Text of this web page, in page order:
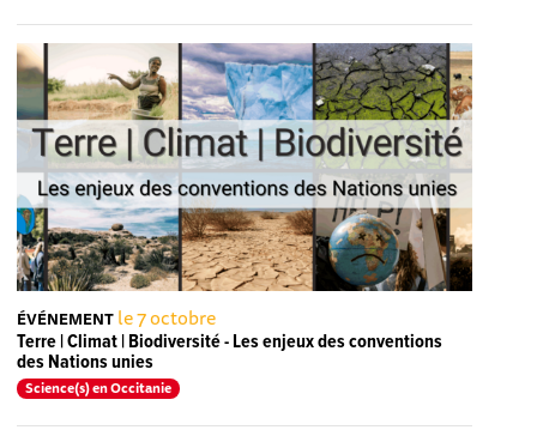
ÉVÉNEMENT le 7 octobre
Terre | Climat | Biodiversité - Les enjeux des conventions
des Nations unies
Science(s) en Occitanie